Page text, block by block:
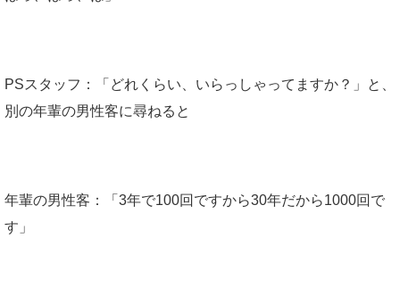
PSスタッフ：「どれくらい、いらっしゃってますか？」と、
別の年輩の男性客に尋ねると
年輩の男性客：「3年で100回ですから30年だから1000回で
す」